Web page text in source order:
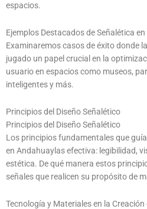
espacios.
Ejemplos Destacados de Señalética
Examinaremos casos de éxito donde
jugado un papel crucial en la
usuario en espacios como museos,
inteligentes y más.
Principios del Diseño Señalético
Principios del Diseño Señalético
Los principios fundamentales que
en Andahuaylas efectiva: legibilidad,
estética. De qué manera estos
señales que realicen su propósito de
Tecnología y Materiales en la Creación